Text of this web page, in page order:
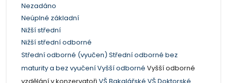
Nezadáno
Neúplné základní
Nižší střední
Nižší střední odborné
Střední odborné (vyučen) Střední odborné bez
maturity a bez vyučeníVyšší odborné Vyšší odborné